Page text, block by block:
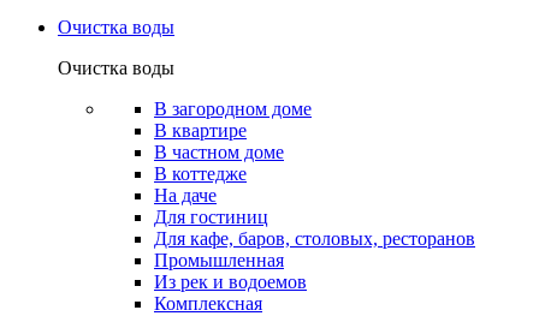
Очистка воды
Очистка воды
В загородном доме
В квартире
В частном доме
В коттедже
На даче
Для гостиниц
Для кафе, баров, столовых, ресторанов
Промышленная
Из рек и водоемов
Комплексная